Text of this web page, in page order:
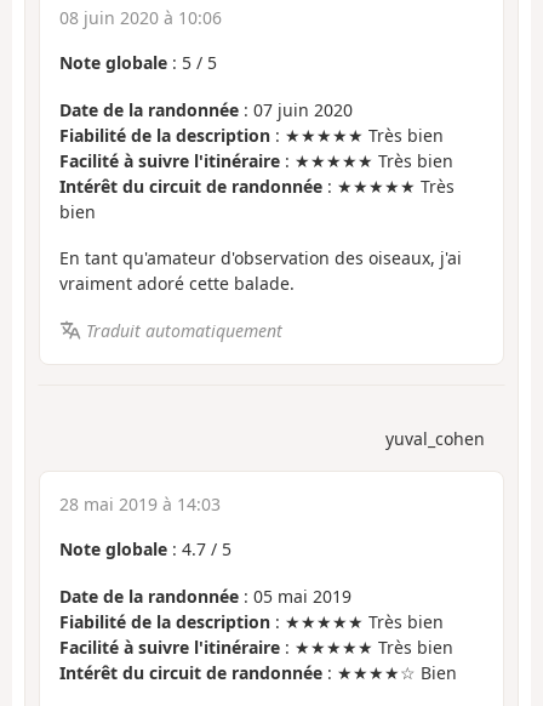
08 juin 2020 à 10:06
Note globale : 5 / 5
Date de la randonnée : 07 juin 2020
Fiabilité de la description : ★★★★★ Très bien
Facilité à suivre l'itinéraire : ★★★★★ Très bien
Intérêt du circuit de randonnée : ★★★★★ Très
bien
En tant qu'amateur d'observation des oiseaux, j'ai
vraiment adoré cette balade.
Traduit automatiquement
yuval_cohen
28 mai 2019 à 14:03
Note globale : 4.7 / 5
Date de la randonnée : 05 mai 2019
Fiabilité de la description : ★★★★★ Très bien
Facilité à suivre l'itinéraire : ★★★★★ Très bien
Intérêt du circuit de randonnée : ★★★★☆ Bien